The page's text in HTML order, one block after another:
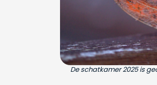
De schatkamer 2025 is